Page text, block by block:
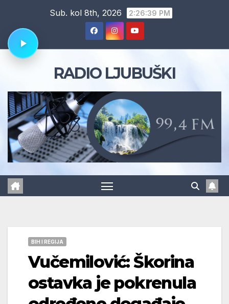
content
Sub. kol 8th, 2026 2:26:40 PM
RADIO LJUBUŠKI
BIH I REGIJA
Vučemilović: Škorina
ostavka je pokrenula